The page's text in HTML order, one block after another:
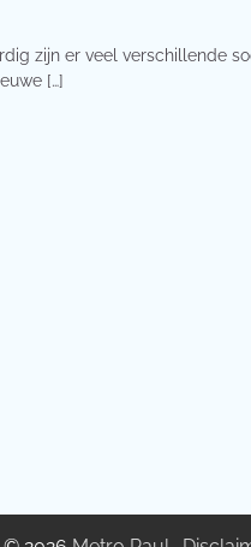
zijn er veel verschillende
[…]